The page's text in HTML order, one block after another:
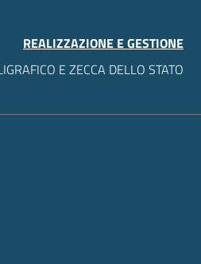
REALIZZAZIONE E GESTIONE
E ZECCA DELLO STATO